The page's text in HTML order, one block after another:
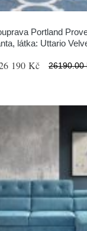
Portland
látka: Uttario
190 Kč 26190.00